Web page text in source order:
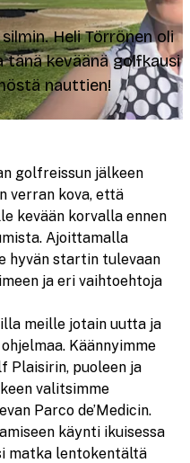
Heli Törrönen oli
tänä keväänä golfkausi
nauttien!
golfreissun jälkeen
verran kova, että
kevään korvalla ennen
Ajoittamalla
hyvän startin tulevaan
ja eri vaihtoehtoja
meille jotain uutta ja
Käännyimme
Plaisirin, puoleen ja
valitsimme
Parco de’Medicin.
käynti ikuisessa
matka lentokentältä